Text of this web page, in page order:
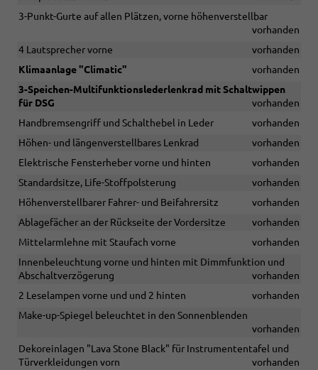
3-Punkt-Gurte auf allen Plätzen, vorne höhenverstellbar
vorhanden
4 Lautsprecher vorne
vorhanden
Klimaanlage "Climatic"
vorhanden
3-Speichen-Multifunktionslederlenkrad mit Schaltwippen
für DSG
vorhanden
Handbremsengriff und Schalthebel in Leder
vorhanden
Höhen- und längenverstellbares Lenkrad
vorhanden
Elektrische Fensterheber vorne und hinten
vorhanden
Standardsitze, Life-Stoffpolsterung
vorhanden
Höhenverstellbarer Fahrer- und Beifahrersitz
vorhanden
Ablagefächer an der Rückseite der Vordersitze
vorhanden
Mittelarmlehne mit Staufach vorne
vorhanden
Innenbeleuchtung vorne und hinten mit Dimmfunktion und
Abschaltverzögerung
vorhanden
2 Leselampen vorne und und 2 hinten
vorhanden
Make-up-Spiegel beleuchtet in den Sonnenblenden
vorhanden
Dekoreinlagen "Lava Stone Black" für Instrumententafel und
Türverkleidungen vorn
vorhanden